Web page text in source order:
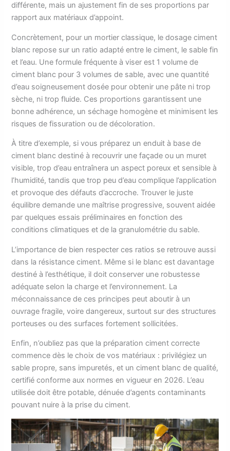
différente, mais un ajustement fin de ses proportions par
rapport aux matériaux d’appoint.
Concrètement, pour un mortier classique, le dosage ciment
blanc repose sur un ratio adapté entre le ciment, le sable fin
et l’eau. Une formule fréquente à viser est 1 volume de
ciment blanc pour 3 volumes de sable, avec une quantité
d’eau soigneusement dosée pour obtenir une pâte ni trop
sèche, ni trop fluide. Ces proportions garantissent une
bonne adhérence, un séchage homogène et minimisent les
risques de fissuration ou de décoloration.
À titre d’exemple, si vous préparez un enduit à base de
ciment blanc destiné à recouvrir une façade ou un muret
visible, trop d’eau entraînera un aspect poreux et sensible à
l’humidité, tandis que trop peu d’eau complique l’application
et provoque des défauts d’accroche. Trouver le juste
équilibre demande une maîtrise progressive, souvent aidée
par quelques essais préliminaires en fonction des
conditions climatiques et de la granulométrie du sable.
L’importance de bien respecter ces ratios se retrouve aussi
dans la résistance ciment. Même si le blanc est davantage
destiné à l’esthétique, il doit conserver une robustesse
adéquate selon la charge et l’environnement. La
méconnaissance de ces principes peut aboutir à un
ouvrage fragile, voire dangereux, surtout sur des structures
porteuses ou des surfaces fortement sollicitées.
Enfin, n’oubliez pas que la préparation ciment correcte
commence dès le choix de vos matériaux : privilégiez un
sable propre, sans impuretés, et un ciment blanc de qualité,
certifié conforme aux normes en vigueur en 2026. L’eau
utilisée doit être potable, dénuée d’agents contaminants
pouvant nuire à la prise du ciment.